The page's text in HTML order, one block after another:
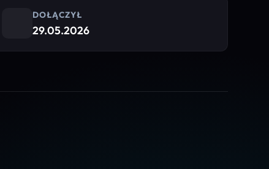
DOŁĄCZYŁ
29.05.2026